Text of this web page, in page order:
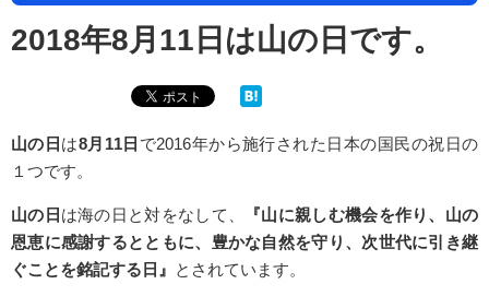
2018年8月11日は山の日です。
山の日 は8月11日 で2016年から施行された日本の国民の祝日の
１つです。
山の日 は海の日と対をなして、
『山に親しむ機会を作り、山の
恩恵に感謝するとともに、豊かな自然を守り、次世代に引き継
ぐことを銘記する日』 とされています。